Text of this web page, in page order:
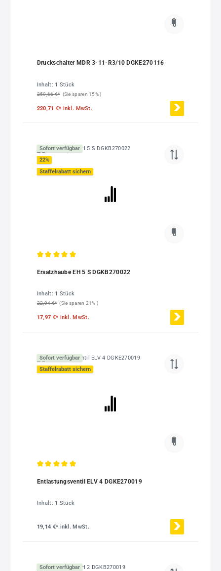
Druckschalter MDR 3-11-R3/10 DGKE270116
Inhalt: 1 Stück
259,66 €* (Sie sparen 15% )
220,71 €* inkl. MwSt.
Sofort verfügbar
22%
Staffelrabatt sichern
Ersatzhaube EH 5 S DGKB270022
Inhalt: 1 Stück
22,94 €* (Sie sparen 21% )
17,97 €* inkl. MwSt.
Sofort verfügbar
Staffelrabatt sichern
Entlastungsventil ELV 4 DGKE270019
Inhalt: 1 Stück
19,14 €* inkl. MwSt.
Sofort verfügbar